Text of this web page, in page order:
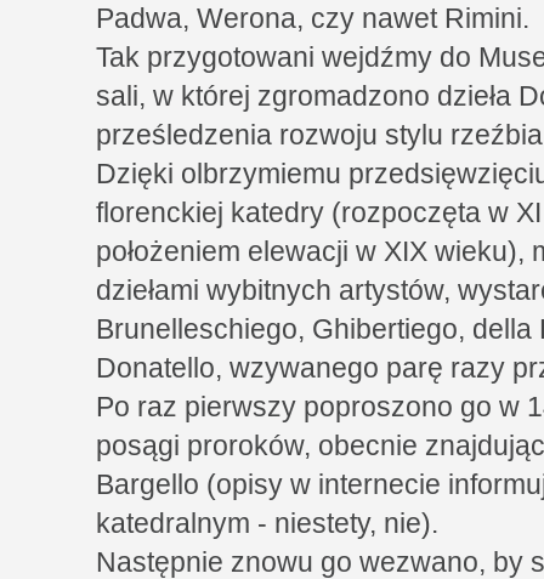
Padwa, Werona, czy nawet Rimini.
Tak przygotowani wejdźmy do
sali, w której zgromadzono dzieła
prześledzenia rozwoju stylu
Dzięki olbrzymiemu
florenckiej katedry (rozpoczęta w
położeniem elewacji w XIX
dziełami wybitnych artystów,
Brunelleschiego, Ghibertiego,
Donatello, wzywanego parę razy
Po raz pierwszy poproszono go w
posągi proroków, obecnie
Bargello (opisy w internecie
katedralnym - niestety, nie).
Następnie znowu go wezwano, by